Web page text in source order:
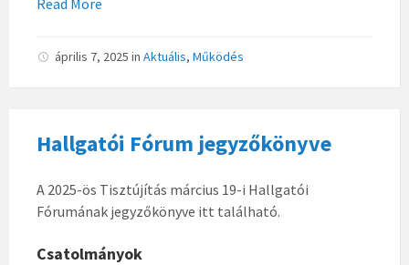
április 7, 2025 in Aktuális, Működés
Hallgatói Fórum jegyzőkönyve
A 2025-ös Tisztújítás március 19-i Hallgatói
Fórumának jegyzőkönyve itt található.
Csatolmányok